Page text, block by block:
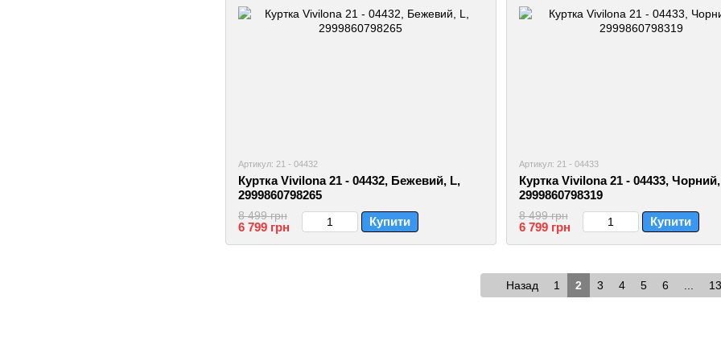
Артикул: 21 - 04432
Куртка Vivilona 21 - 04432, Бежевий, L,
2999860798265
8 499 грн
6 799 грн Купити
Артикул: 21 - 04433
Куртка Vivilona 21 - 04433,
2999860798319
8 499 грн
6 799 грн Купити
Назад 1 2 3 4 5 6 13